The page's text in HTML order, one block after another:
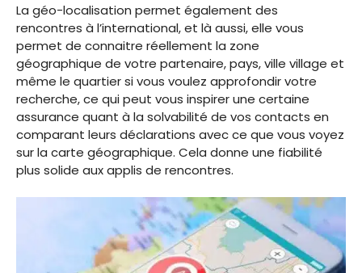
La géo-localisation permet également des
rencontres à l’international, et là aussi, elle vous
permet de connaitre réellement la zone
géographique de votre partenaire, pays, ville village et
même le quartier si vous voulez approfondir votre
recherche, ce qui peut vous inspirer une certaine
assurance quant à la solvabilité de vos contacts en
comparant leurs déclarations avec ce que vous voyez
sur la carte géographique. Cela donne une fiabilité
plus solide aux applis de rencontres.